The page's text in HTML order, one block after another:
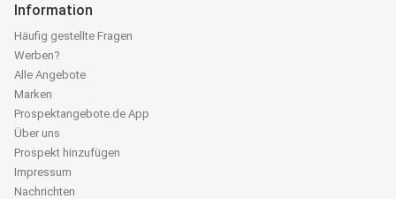
Information
Häufig gestellte Fragen
Werben?
Alle Angebote
Marken
Prospektangebote.de App
Über uns
Prospekt hinzufügen
Impressum
Nachrichten